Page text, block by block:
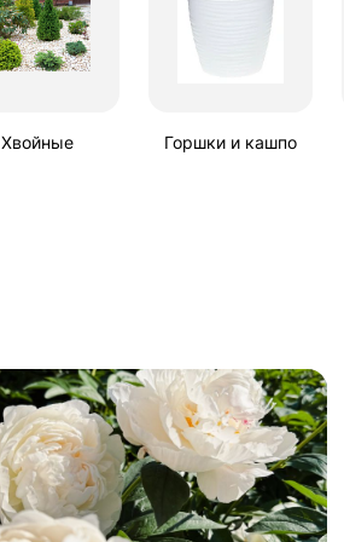
Хвойные Горшки и кашпо